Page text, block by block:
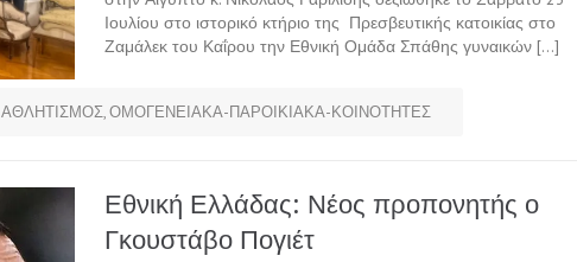
Ιουλίου στο ιστορικό κτήριο της Πρεσβευτικής κατοικίας στο
Ζαμάλεκ του Καΐρου την Εθνική Ομάδα Σπάθης γυναικών […]
ΑΘΛΗΤΙΣΜΟΣ,ΟΜΟΓΕΝΕΙΑΚΑ-ΠΑΡΟΙΚΙΑΚΑ-ΚΟΙΝΟΤΗΤΕΣ
Εθνική Ελλάδας: Νέος προπονητής ο
Γκουστάβο Πογιέτ